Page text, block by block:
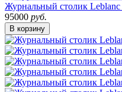
Журнальный столик
95000 руб.
В корзину